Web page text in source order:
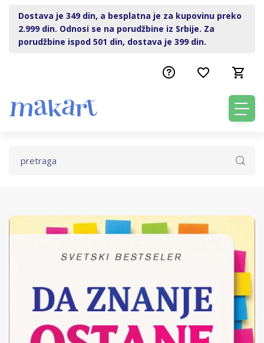
Dostava je 349 din, a besplatna je za kupovinu preko
2.999 din. Odnosi se na porudžbine iz Srbije. Za
porudžbine ispod 501 din, dostava je 399 din.